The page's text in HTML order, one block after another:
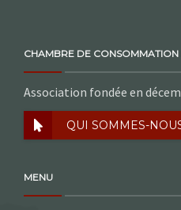
CHAMBRE DE
Association fondée en
QUI SOMMES-
MENU